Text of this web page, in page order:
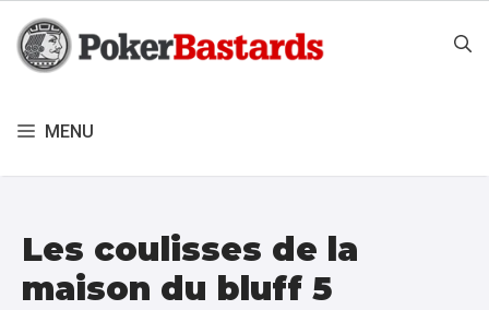
contenu
MENU
Les coulisses de la
maison du bluff 5